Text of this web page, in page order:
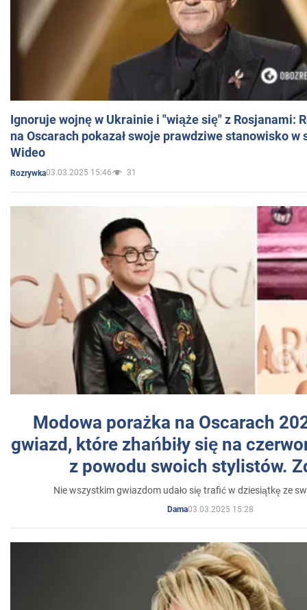
Ignoruje wojnę w Ukrainie i "wiąże się" z Rosjanami:
na Oscarach pokazał swoje prawdziwe stanowisko w
Wideo
Rozrywka03.03.2025 15:46 31
Modowa porażka na Oscarach
gwiazd, które zhańbiły się na
z powodu swoich stylistów.
Nie wszystkim gwiazdom udało się trafić w dziesiątkę ze
Dama03.03.2025 15:28